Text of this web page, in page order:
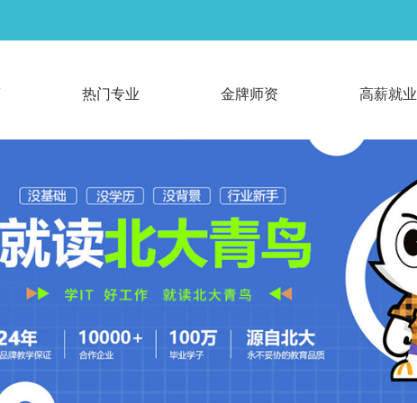
热门专业 金牌师资 高薪就业